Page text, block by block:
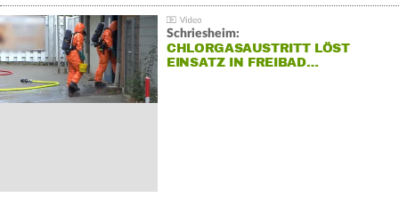
Schriesheim:
CHLORGASAUSTRITT LÖST
EINSATZ IN FREIBAD…